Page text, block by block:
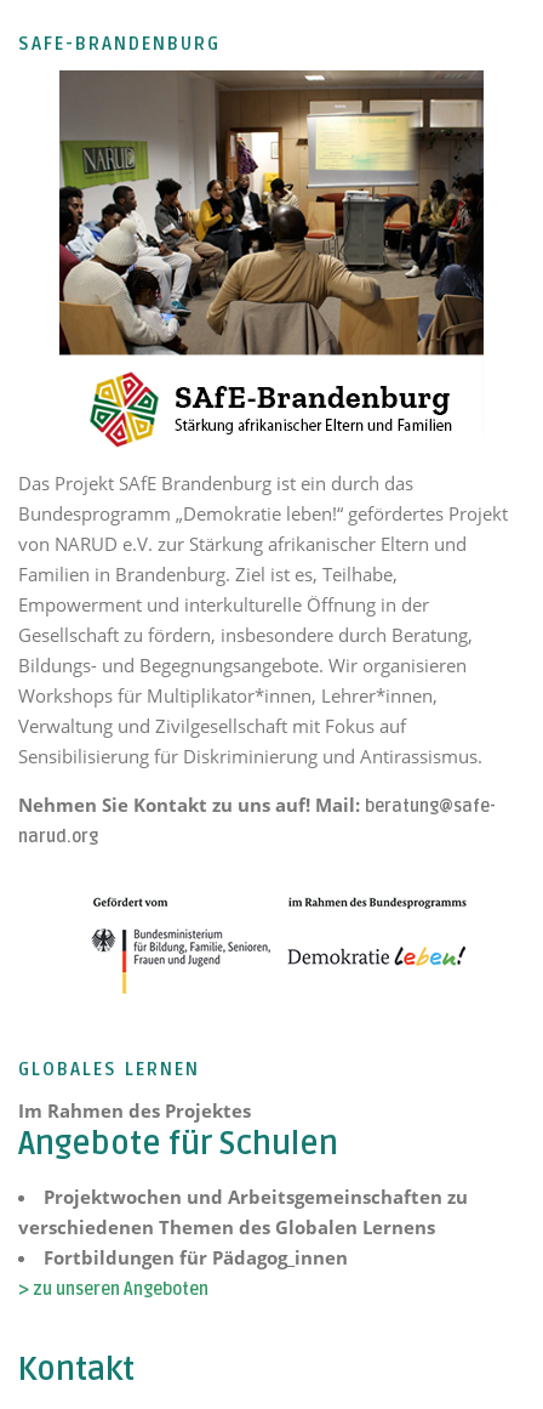
SAFE-BRANDENBURG
Das Projekt SAfE Brandenburg ist ein durch das
Bundesprogramm „Demokratie leben!“ gefördertes Projekt
von NARUD e.V. zur Stärkung afrikanischer Eltern und
Familien in Brandenburg. Ziel ist es, Teilhabe,
Empowerment und interkulturelle Öffnung in der
Gesellschaft zu fördern, insbesondere durch Beratung,
Bildungs- und Begegnungsangebote. Wir organisieren
Workshops für Multiplikator*innen, Lehrer*innen,
Verwaltung und Zivilgesellschaft mit Fokus auf
Sensibilisierung für Diskriminierung und Antirassismus.
Nehmen Sie Kontakt zu uns auf! Mail: beratung@safe-
narud.org
GLOBALES LERNEN
Im Rahmen des Projektes
Angebote für Schulen
Projektwochen und Arbeitsgemeinschaften zu
verschiedenen Themen des Globalen Lernens
Fortbildungen für Pädagog_innen
> zu unseren Angeboten
Kontakt